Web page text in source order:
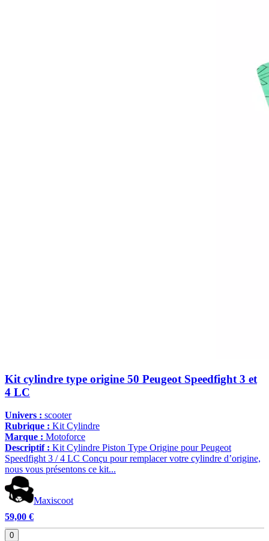
Kit cylindre type origine 50 Peugeot Speedfight 3 et
4 LC
Univers : scooter
Rubrique : Kit Cylindre
Marque : Motoforce
Descriptif : Kit Cylindre Piston Type Origine pour Peugeot
Speedfight 3 / 4 LC Conçu pour remplacer votre cylindre d’origine,
nous vous présentons ce kit...
Maxiscoot
59,00 €
0